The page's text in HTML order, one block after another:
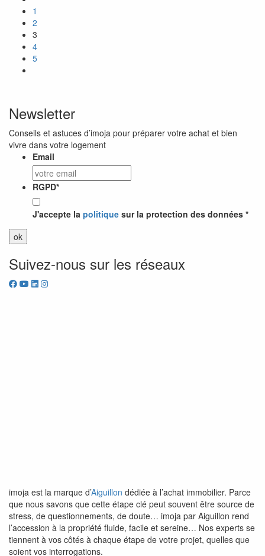
1
2
3
4
5
Newsletter
Conseils et astuces d’imoja pour préparer votre achat et bien
vivre dans votre logement
Email
RGPD*
J'accepte la politique sur la protection des données *
Suivez-nous sur les réseaux
imoja est la marque d’Aiguillon dédiée à l’achat immobilier. Parce
que nous savons que cette étape clé peut souvent être source de
stress, de questionnements, de doute… imoja par Aiguillon rend
l’accession à la propriété fluide, facile et sereine… Nos experts se
tiennent à vos côtés à chaque étape de votre projet, quelles que
soient vos interrogations.